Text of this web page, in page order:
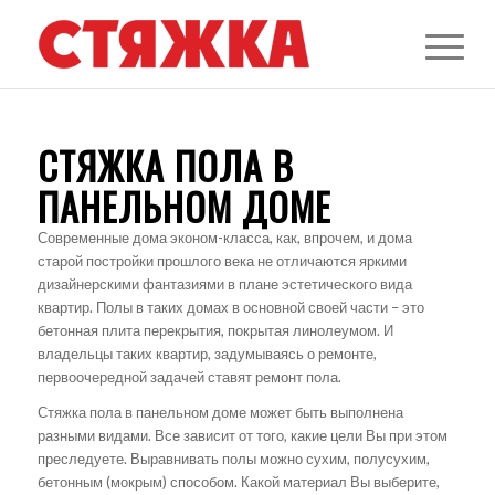
СТЯЖКА ПОЛА В
ПАНЕЛЬНОМ ДОМЕ
Современные дома эконом-класса, как, впрочем, и дома
старой постройки прошлого века не отличаются яркими
дизайнерскими фантазиями в плане эстетического вида
квартир. Полы в таких домах в основной своей части – это
бетонная плита перекрытия, покрытая линолеумом. И
владельцы таких квартир, задумываясь о ремонте,
первоочередной задачей ставят ремонт пола.
Стяжка пола в панельном доме может быть выполнена
разными видами. Все зависит от того, какие цели Вы при этом
преследуете. Выравнивать полы можно сухим, полусухим,
бетонным (мокрым) способом. Какой материал Вы выберите,